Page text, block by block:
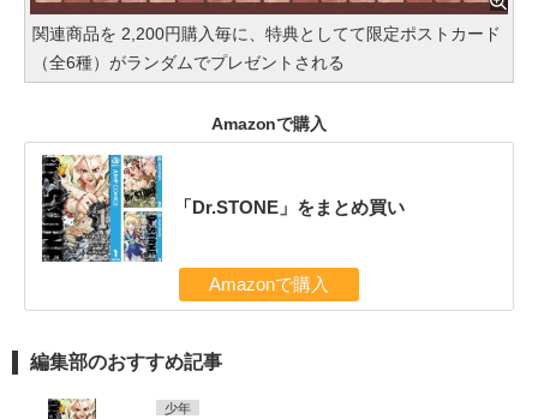
関連商品を 2,200円購入毎に、特典としてて限定ポストカード
（全6種）がランダムでプレゼントされる
Amazonで購入
「Dr.STONE」をまとめ買い
Amazonで購入
編集部のおすすめ記事
少年